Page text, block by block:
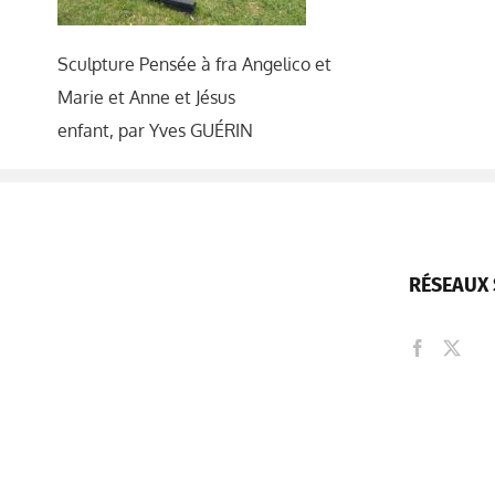
Sculpture Pensée à fra Angelico et
Marie et Anne et Jésus
enfant, par Yves GUÉRIN